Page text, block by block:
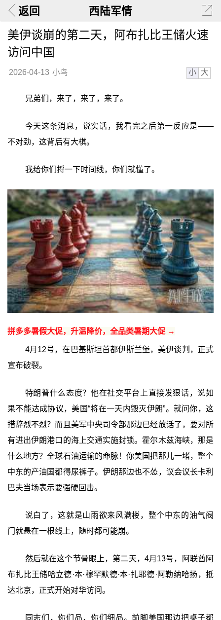
返回 西陆军情
美伊谈崩的第二天，阿布扎比王储火速
访问中国
2026-04-13 小鸟 小 大
兄弟们，来了，来了，来了。
今天这条消息，说实话，我看完之后第一反应是——
不对劲，这背后有大棋。
我给你们捋一下时间线，你们就懂了。
拼多多暑假大促，升温降价，全品类暑期大促 →
4月12号，在巴基斯坦首都伊斯兰堡，美伊谈判，正式
宣布破裂。
特朗普什么态度？他在社交平台上直接发狠话，说如
果不能达成协议，美国“将在一天内毁灭伊朗”。就问你，这
措辞烈不烈？而且美军中央司令部那边已经放话了，要对所
有进出伊朗港口的海上交通实施封锁。霍尔木兹海峡，那是
什么地方？全球石油运输的命脉！你美国把那儿一堵，整个
中东的产油国都得尿裤子。伊朗那边也不怂，议会议长卡利
巴夫当场表示要强硬回击。
说白了，这就是山雨欲来风满楼，整个中东的油气阀
门就悬在一根线上，随时都可能崩。
然后就在这个节骨眼上，第二天，4月13号，阿联酋阿
布扎比王储哈立德·本·穆罕默德·本·扎耶德·阿勒纳哈扬，抵
达北京，正式开始对华访问。
同志们，你们品，你们细品。前脚美国那边把桌子都